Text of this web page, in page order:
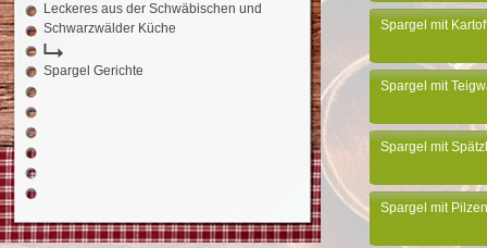
Spargel mit
Spargel mit
Spargel mit
Spargel mit Pilzen
Leckeres aus der Schwäbischen und
Schwarzwälder Küche
Spargel Gerichte